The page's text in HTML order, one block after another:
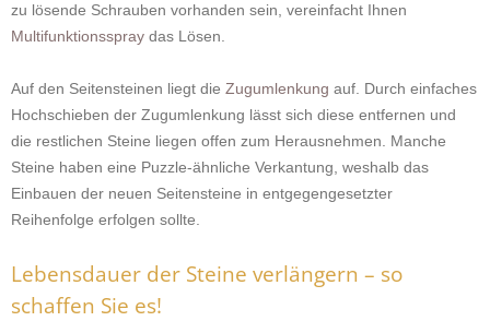
zu lösende Schrauben vorhanden sein, vereinfacht Ihnen
Multifunktionsspray das Lösen.
Auf den Seitensteinen liegt die Zugumlenkung auf. Durch einfaches
Hochschieben der Zugumlenkung lässt sich diese entfernen und
die restlichen Steine liegen offen zum Herausnehmen. Manche
Steine haben eine Puzzle-ähnliche Verkantung, weshalb das
Einbauen der neuen Seitensteine in entgegengesetzter
Reihenfolge erfolgen sollte.
Lebensdauer der Steine verlängern – so
schaffen Sie es!